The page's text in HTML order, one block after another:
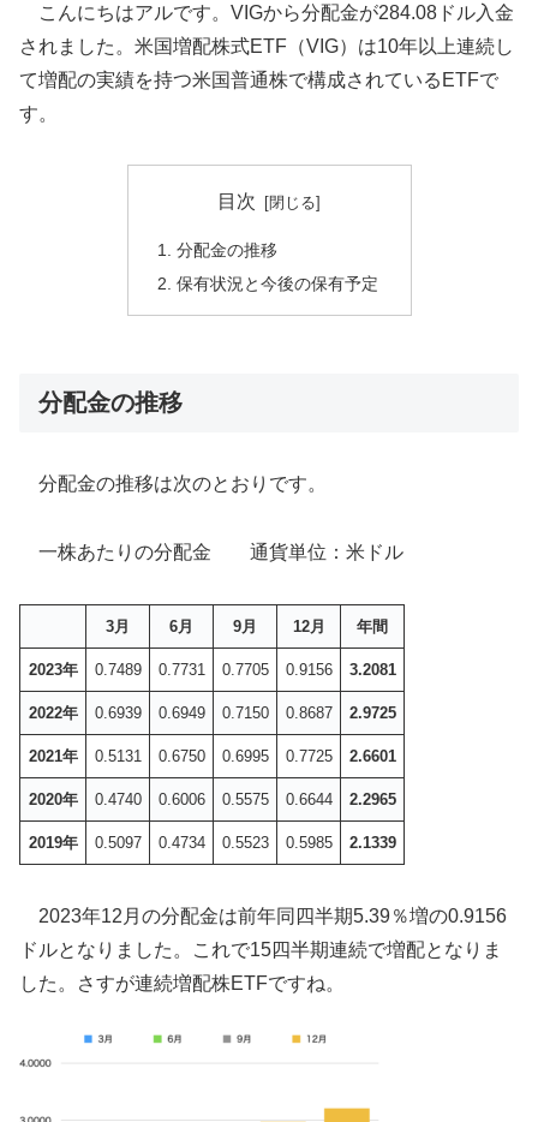
こんにちはアルです。VIGから分配金が284.08ドル入金
されました。米国増配株式ETF（VIG）は10年以上連続し
て増配の実績を持つ米国普通株で構成されているETFで
す。
目次
分配金の推移
保有状況と今後の保有予定
分配金の推移
分配金の推移は次のとおりです。
一株あたりの分配金 通貨単位：米ドル
3月 6月 9月 12月 年間
2023年 0.7489 0.7731 0.7705 0.9156 3.2081
2022年 0.6939 0.6949 0.7150 0.8687 2.9725
2021年 0.5131 0.6750 0.6995 0.7725 2.6601
2020年 0.4740 0.6006 0.5575 0.6644 2.2965
2019年 0.5097 0.4734 0.5523 0.5985 2.1339
2023年12月の分配金は前年同四半期5.39％増の0.9156
ドルとなりました。これで15四半期連続で増配となりま
した。さすが連続増配株ETFですね。